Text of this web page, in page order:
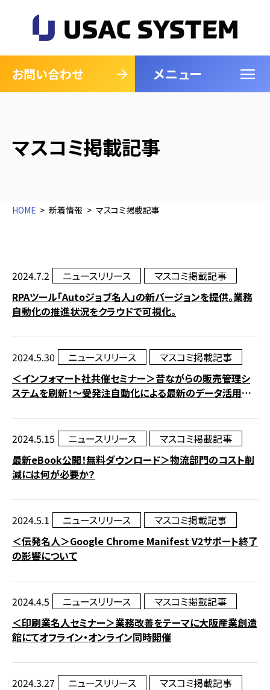
お問い合わせ メニュー
閉じる
マスコミ掲載記事
HOME 新着情報 マスコミ掲載記事
2024.7.2 ニュースリリース
マスコミ掲載記事
RPAツール「Autoジョブ名人」の新バージョンを提供。業務
自動化の推進状況をクラウドで可視化。
2024.5.30 ニュースリリース
マスコミ掲載記事
＜インフォマート社共催セミナー＞昔ながらの販売管理シ
ステムを刷新！～受発注自動化による最新のデータ活用事
2024.5.15 ニュースリリース
マスコミ掲載記事
最新eBook公開！無料ダウンロード＞物流部門のコスト削
減には何が必要か？
2024.5.1 ニュースリリース
マスコミ掲載記事
＜伝発名人＞Google Chrome Manifest V2サポート終了
の影響について
2024.4.5 ニュースリリース
マスコミ掲載記事
＜印刷業名人セミナー＞業務改善をテーマに大阪産業創造
館にてオフライン・オンライン同時開催
2024.3.27 ニュースリリース
マスコミ掲載記事